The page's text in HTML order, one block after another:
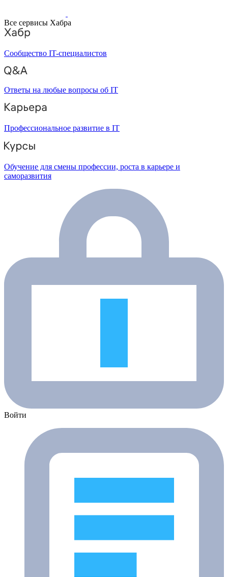
Все сервисы Хабра
Сообщество IT-специалистов
Ответы на любые вопросы об IT
Профессиональное развитие в IT
Обучение для смены профессии, роста в карьере и
саморазвития
Войти